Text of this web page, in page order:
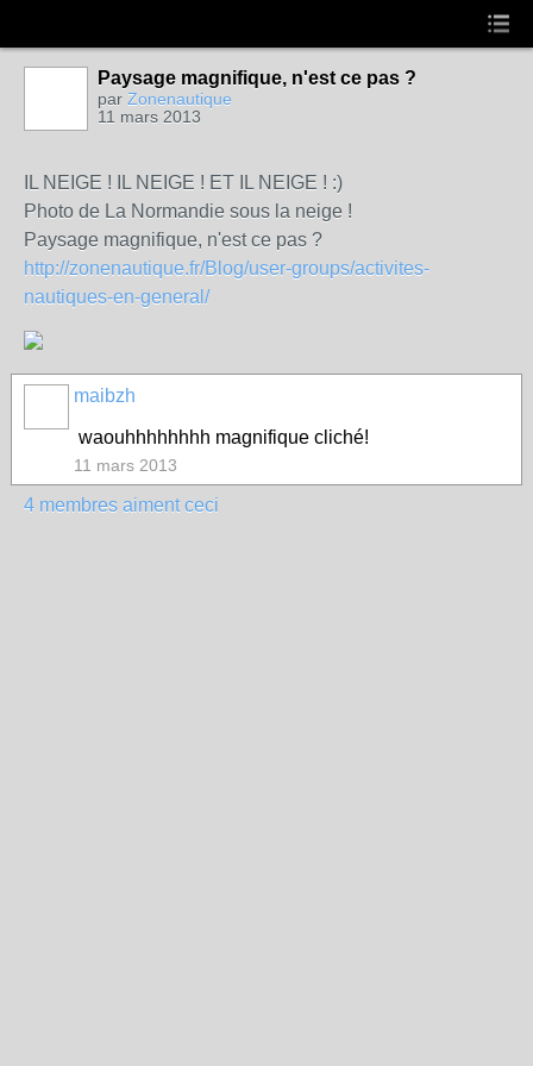
Paysage magnifique, n'est ce pas ?
par Zonenautique
11 mars 2013
IL NEIGE ! IL NEIGE ! ET IL NEIGE ! :)
Photo de La Normandie sous la neige !
Paysage magnifique, n'est ce pas ?
http://zonenautique.fr/Blog/user-groups/activites-
nautiques-en-general/
maibzh
waouhhhhhhhh magnifique cliché!
11 mars 2013
4 membres aiment ceci